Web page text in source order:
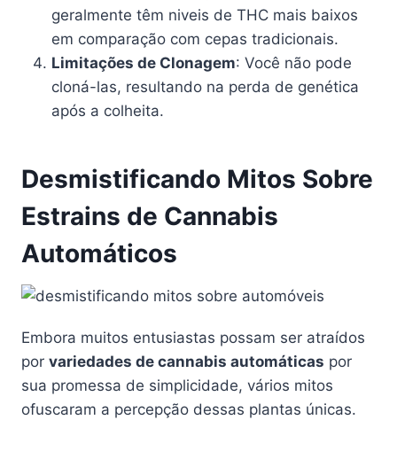
geralmente têm niveis de THC mais baixos
em comparação com cepas tradicionais.
Limitações de Clonagem: Você não pode
cloná-las, resultando na perda de genética
após a colheita.
Desmistificando Mitos Sobre
Estrains de Cannabis
Automáticos
Embora muitos entusiastas possam ser atraídos
por variedades de cannabis automáticas por
sua promessa de simplicidade, vários mitos
ofuscaram a percepção dessas plantas únicas.